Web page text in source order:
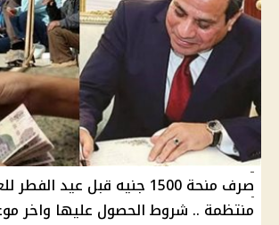
صرف منحة 1500 جنيه قبل عيد
منتظمة .. شروط الحصول عليها واخر